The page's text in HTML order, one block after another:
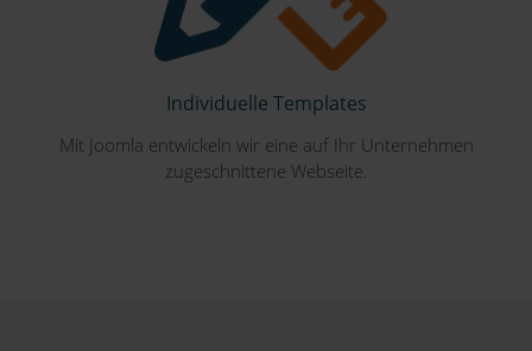
Individuelle Templates
Mit Joomla entwickeln wir eine auf Ihr Unternehmen
zugeschnittene Webseite.